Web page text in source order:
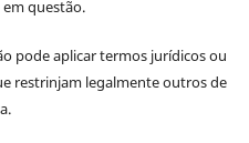
questão.
pode aplicar termos jurídicos ou
restrinjam legalmente outros de